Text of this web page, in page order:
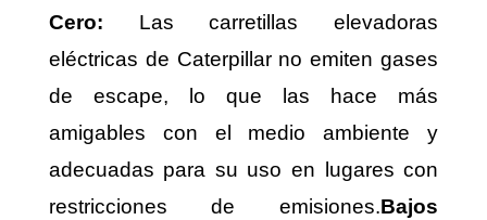
Cero:
Las carretillas elevadoras
eléctricas de Caterpillar no emiten gases
de escape, lo que las hace más
amigables con el medio ambiente y
adecuadas para su uso en lugares con
restricciones de emisiones.Bajos